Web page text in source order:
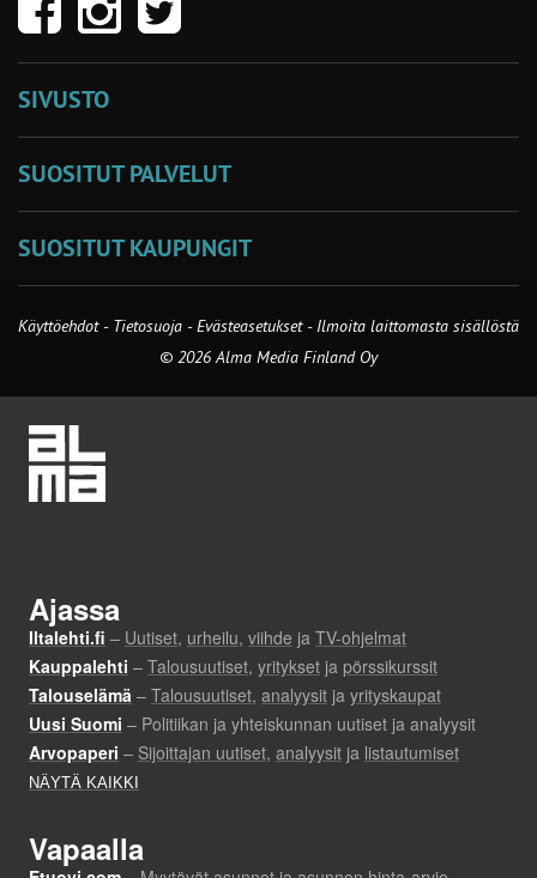
SIVUSTO
SUOSITUT PALVELUT
SUOSITUT KAUPUNGIT
Käyttöehdot - Tietosuoja -Evästeasetukset- Ilmoita laittomasta sisällöstä
© 2026 Alma Media Finland Oy